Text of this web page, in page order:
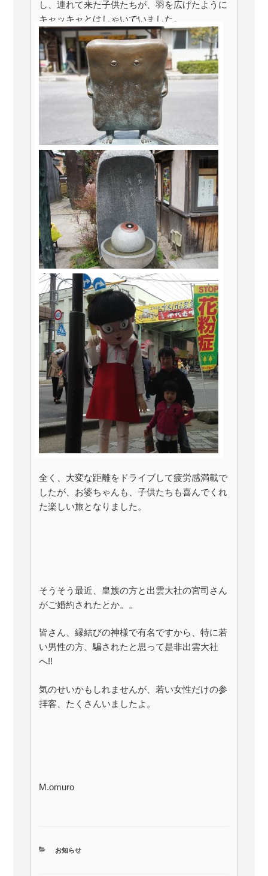
し、連れて来た子供たちが、羽を広げたように
キャッキャとはしゃいでいました。
全く、大変な距離をドライブして疲労感満載で
したが、お婆ちゃんも、子供たちも喜んでくれ
た楽しい旅となりました。
そうそう最近、皇族の方と出雲大社の宮司さん
がご婚約されたとか。。
皆さん、縁結びの神様で有名ですから、特に若
い男性の方、騙されたと思って是非出雲大社
へ!!
気のせいかもしれませんが、若い女性だけの参
拝客、たくさんいましたよ。
M.omuro
カ
お知らせ